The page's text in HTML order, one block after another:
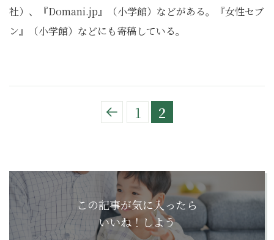
社）、『Domani.jp』（小学館）などがある。『女性セブ
ン』（小学館）などにも寄稿している。
1 2
この記事が気に入ったら
いいね！しよう